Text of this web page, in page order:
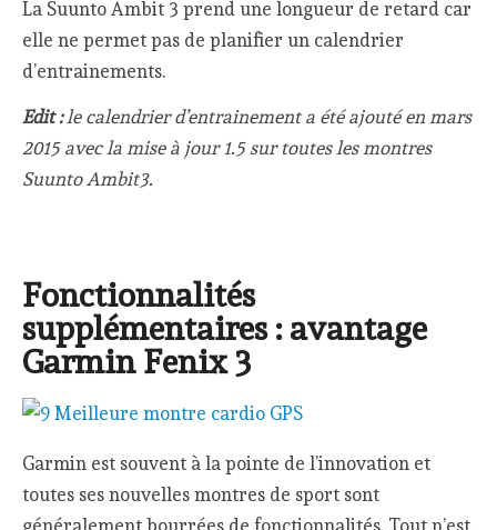
La Suunto Ambit 3 prend une longueur de retard car
elle ne permet pas de planifier un calendrier
d’entrainements.
Edit :le calendrier d’entrainement a été ajouté en mars
2015 avec la mise à jour 1.5 sur toutes les montres
Suunto Ambit3.
Fonctionnalités
supplémentaires : avantage
Garmin Fenix 3
Garmin est souvent à la pointe de l’innovation et
toutes ses nouvelles montres de sport sont